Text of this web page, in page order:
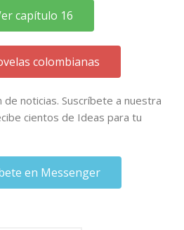
capítulo 16
colombianas
noticias. Suscríbete a nuestra
cientos de Ideas para tu
en Messenger